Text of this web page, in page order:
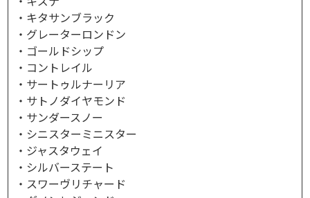
・キタサンブラック
・グレーターロンドン
・ゴールドシップ
・コントレイル
・サートゥルナーリア
・サトノダイヤモンド
・サンダースノー
・シニスターミニスター
・ジャスタウェイ
・シルバーステート
・スワーヴリチャード